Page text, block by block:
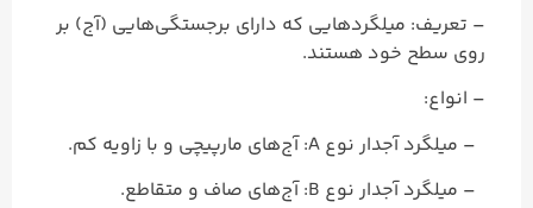
– تعریف: میلگردهایی که دارای برجستگی‌هایی (آج) بر
روی سطح خود هستند.
– انواع:
– میلگرد آجدار نوع A: آج‌های مارپیچی و با زاویه کم.
– میلگرد آجدار نوع B: آج‌های صاف و متقاطع.